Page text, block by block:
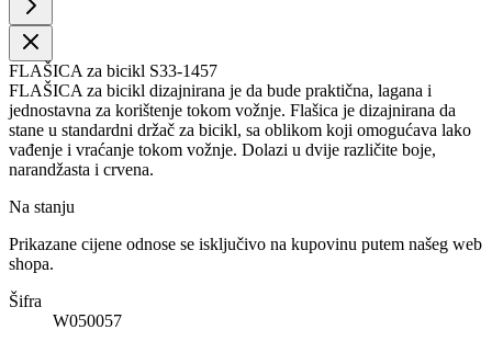
FLAŠICA za bicikl S33-1457
FLAŠICA za bicikl dizajnirana je da bude praktična, lagana i
jednostavna za korištenje tokom vožnje. Flašica je dizajnirana da
stane u standardni držač za bicikl, sa oblikom koji omogućava lako
vađenje i vraćanje tokom vožnje. Dolazi u dvije različite boje,
narandžasta i crvena.
Na stanju
Prikazane cijene odnose se isključivo na kupovinu putem našeg web
shopa.
Šifra
W050057